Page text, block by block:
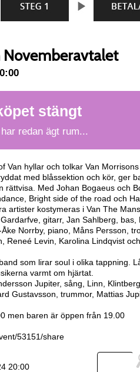
Novemberavtalet
stängt
redan ägt rum...
Van hyllar och tolkar Van
med blåssektion och kör, ger
rättvisa. Med Johan Bogaeus och
Bright side of the road och
artister kostymeras i Van The Mans
gitarr, Jan Sahlberg,
Norrby, piano, Måns Persson,
Reneé Levin, Karolina Lindqvist
som lirar soul i olika tappning.
varmt om hjärtat.
Jupiter, sång, Linn,
Gustavsson, trummor, Mattias
men baren är öppen från 19.00
53151/share
20:00